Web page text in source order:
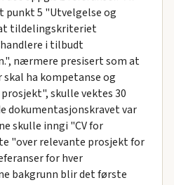
punkt 5 "Utvelgelse og
tildelingskriteriet
i tilbudt
nærmere presisert som at
ha kompetanse og
skulle vektes 30
dokumentasjonskravet var
skulle inngi "CV for
"over relevante prosjekt for
for hver
bakgrunn blir det første